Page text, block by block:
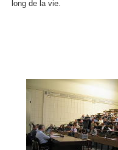
long de la vie.